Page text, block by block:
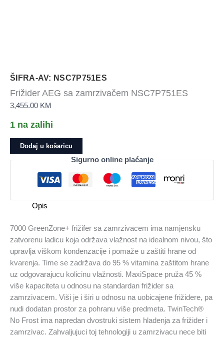
ŠIFRA-AV: NSC7P751ES
Frižider AEG sa zamrzivačem NSC7P751ES
3,455.00 KM
1 na zalihi
Frižider
AEG
zamrzivačem
NSC7P751ES
količina
Dodaj u košaricu
Sigurno online plaćanje
Opis
7000 GreenZone+ frižifer sa zamrzivacem ima namjensku
zatvorenu ladicu koja održava vlažnost na idealnom nivou, što
upravlja viškom kondenzacije i pomaže u zaštiti hrane od
kvarenja. Time se zadržava do 95 % vitamina zaštitom hrane
uz odgovarajucu kolicinu vlažnosti. MaxiSpace pruža 45 %
više kapaciteta u odnosu na standardan frižider sa
zamrzivacem. Viši je i širi u odnosu na uobicajene frižidere, pa
nudi dodatan prostor za pohranu više predmeta. TwinTech®
No Frost ima napredan dvostruki sistem hladenja za frižider i
zamrzivac. Zahvaljujuci toj tehnologiji u zamrzivacu nece biti